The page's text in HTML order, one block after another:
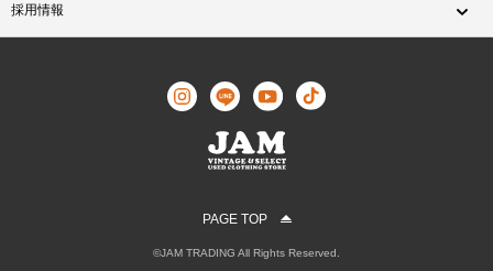
採用情報
PAGE TOP
©JAM TRADING All Rights Reserved.